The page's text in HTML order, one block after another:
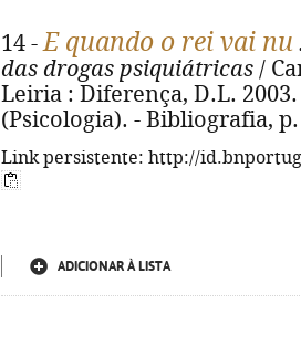
14 -E quando o rei vai nu
das drogas psiquiátricas /
Leiria : Diferença, D.L.
(Psicologia). - Bibliografia, p.
Link persistente: http://
ADICIONAR À LISTA